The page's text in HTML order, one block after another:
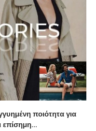
ποιότητα για
επίσημη...